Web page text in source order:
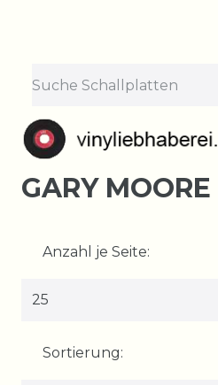
GARY MOORE
Anzahl je Seite:
Sortierung: